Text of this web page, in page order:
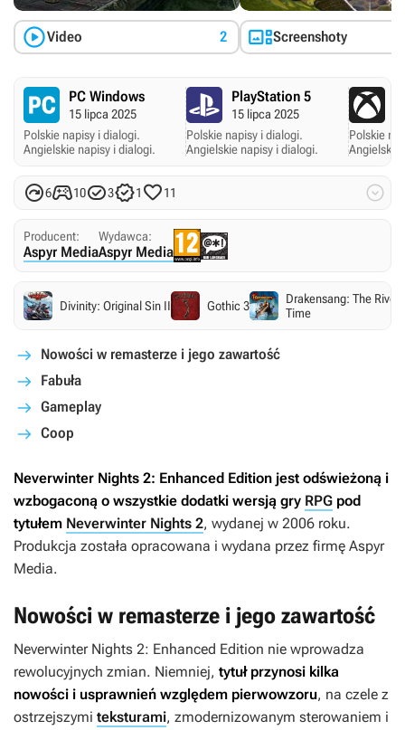
Video 2 Screenshoty
PC Windows
15 lipca 2025
Polskie napisy i dialogi.
Angielskie napisy i dialogi.
PlayStation 5
15 lipca 2025
Polskie napisy i dialogi.
Angielskie napisy i dialogi.
Polskie
Angielskie
61031 11 
Producent:
Aspyr Media
Wydawca:
Aspyr Media
Divinity: Original Sin II Gothic 3
Drakensang: The River
Time
Nowości w remasterze i jego zawartość
Fabuła
Gameplay
Coop
Neverwinter Nights 2: Enhanced Edition jest odświeżoną i
wzbogaconą o wszystkie dodatki wersją gry RPG pod
tytułem Neverwinter Nights 2, wydanej w 2006 roku.
Produkcja została opracowana i wydana przez firmę Aspyr
Media.
Nowości w remasterze i jego zawartość
Neverwinter Nights 2: Enhanced Edition nie wprowadza
rewolucyjnych zmian. Niemniej, tytuł przynosi kilka
nowości i usprawnień względem pierwowzoru, na czele z
ostrzejszymi teksturami, zmodernizowanym sterowaniem i